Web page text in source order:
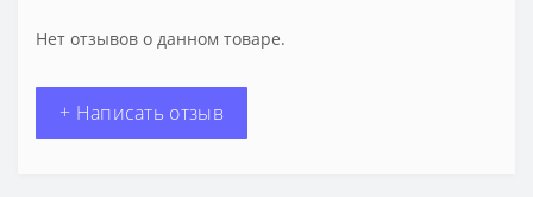
Нет отзывов о данном товаре.
+ Написать отзыв